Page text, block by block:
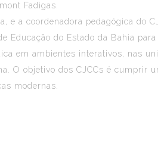
Fadigas.
a coordenadora pedagógica do
do Estado da Bahia
em ambientes interativos, nas
O objetivo dos CJCCs é cumprir
modernas.